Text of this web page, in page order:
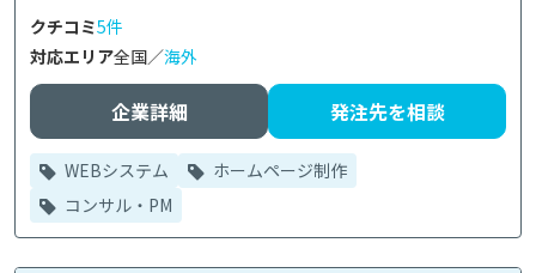
クチコミ5件
対応エリア全国／海外
企業詳細 発注先を相談
WEBシステム
ホームページ制作
コンサル・PM